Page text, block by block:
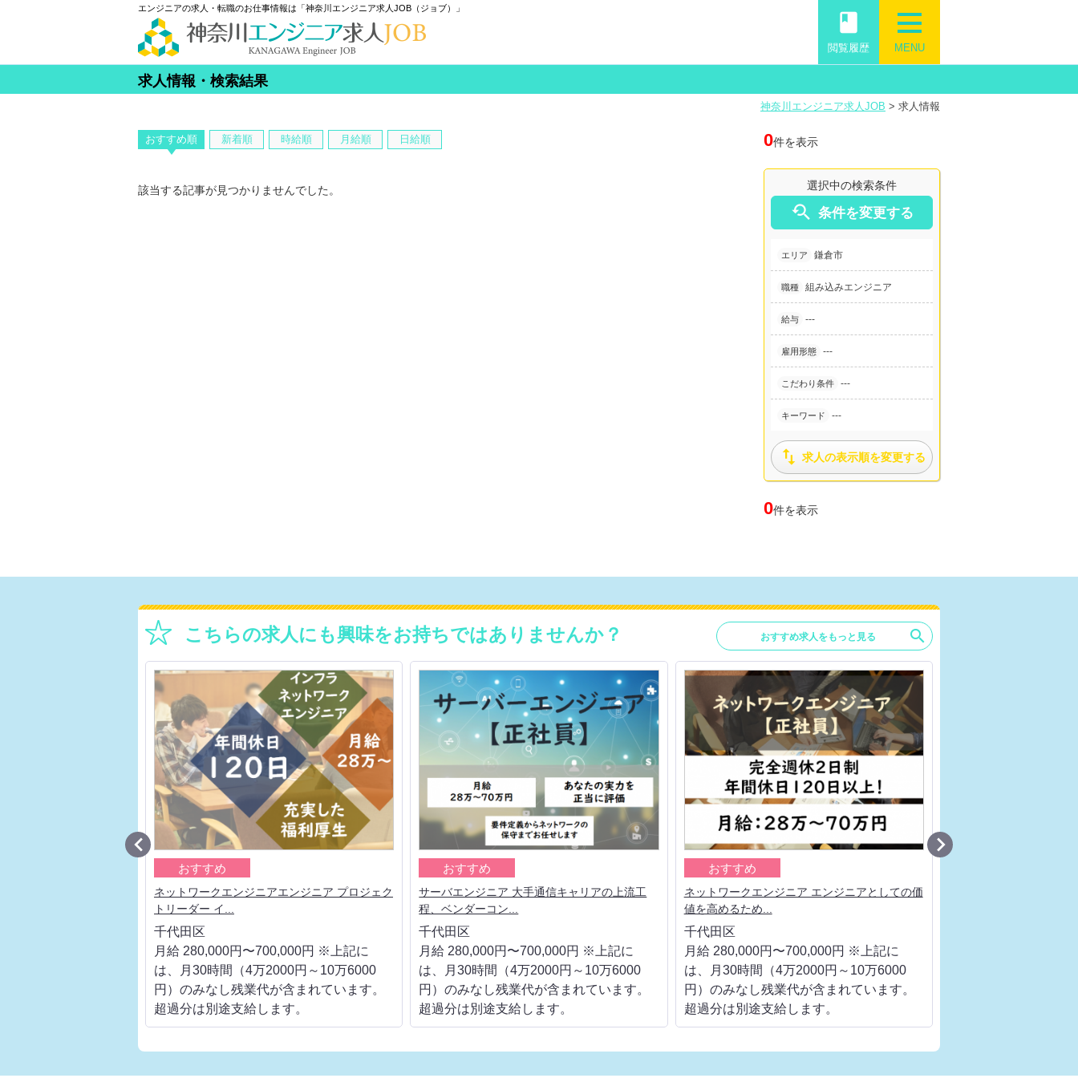
エンジニアの求人・転職のお仕事情報は「神奈川エンジニア求人JOB（ジョブ）」
MENU
book
閲覧履歴
求人情報・検索結果
神奈川エンジニア求人JOB > 求人情報
0件を表示
おすすめ順 新着順 時給順 月給順 日給順
選択中の検索条件
 条件を変更する
エリア 鎌倉市
職種 組み込みエンジニア
給与 ---
雇用形態 ---
こだわり条件 ---
キーワード ---
 求人の表示順を変更する
該当する記事が見つかりませんでした。
0件を表示
こちらの求人にも興味をお持ちではありませんか？ おすすめ求人をもっと見る search
おすすめ
ネットワークエンジニアエンジニア プロジェク
トリーダー イ...
千代田区
月給 280,000円〜700,000円 ※上記に
は、月30時間（4万2000円～10万6000
円）のみなし残業代が含まれています。
超過分は別途支給します。
おすすめ
サーバエンジニア 大手通信キャリアの上流工
程、ベンダーコン...
千代田区
月給 280,000円〜700,000円 ※上記に
は、月30時間（4万2000円～10万6000
円）のみなし残業代が含まれています。
超過分は別途支給します。
おすすめ
ネットワークエンジニア エンジニアとしての価
値を高めるため...
千代田区
月給 280,000円〜700,000円 ※上記に
は、月30時間（4万2000円～10万6000
円）のみなし残業代が含まれています。
超過分は別途支給します。

